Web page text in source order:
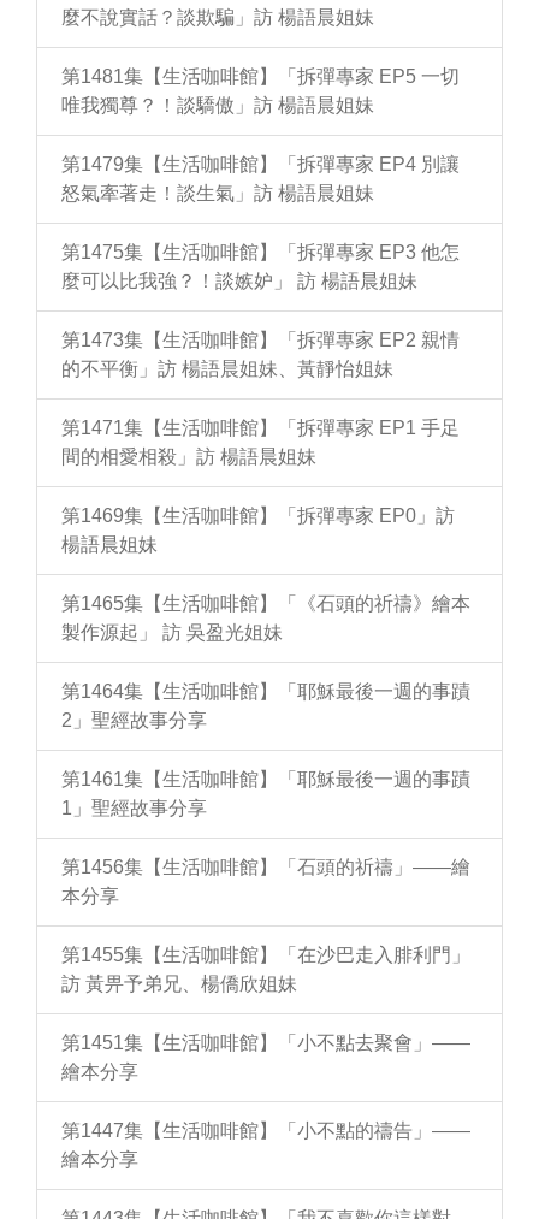
麼不說實話？談欺騙」訪 楊語晨姐妹
第1481集【生活咖啡館】「拆彈專家 EP5 一切
唯我獨尊？！談驕傲」訪 楊語晨姐妹
第1479集【生活咖啡館】「拆彈專家 EP4 別讓
怒氣牽著走！談生氣」訪 楊語晨姐妹
第1475集【生活咖啡館】「拆彈專家 EP3 他怎
麼可以比我強？！談嫉妒」 訪 楊語晨姐妹
第1473集【生活咖啡館】「拆彈專家 EP2 親情
的不平衡」訪 楊語晨姐妹、黃靜怡姐妹
第1471集【生活咖啡館】「拆彈專家 EP1 手足
間的相愛相殺」訪 楊語晨姐妹
第1469集【生活咖啡館】「拆彈專家 EP0」訪
楊語晨姐妹
第1465集【生活咖啡館】「《石頭的祈禱》繪本
製作源起」 訪 吳盈光姐妹
第1464集【生活咖啡館】「耶穌最後一週的事蹟
2」聖經故事分享
第1461集【生活咖啡館】「耶穌最後一週的事蹟
1」聖經故事分享
第1456集【生活咖啡館】「石頭的祈禱」——繪
本分享
第1455集【生活咖啡館】「在沙巴走入腓利門」
訪 黃畀予弟兄、楊僑欣姐妹
第1451集【生活咖啡館】「小不點去聚會」——
繪本分享
第1447集【生活咖啡館】「小不點的禱告」——
繪本分享